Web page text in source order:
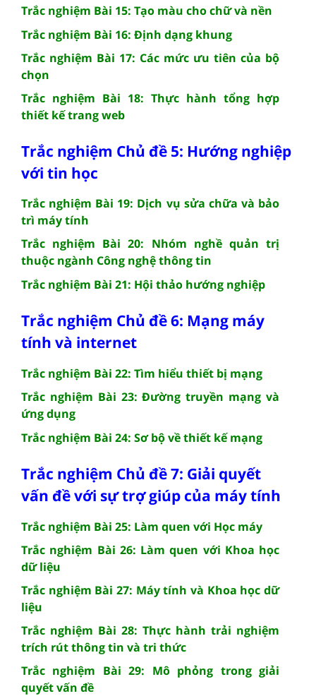
Trắc nghiệm Bài 15: Tạo màu cho chữ và nền
Trắc nghiệm Bài 16: Định dạng khung
Trắc nghiệm Bài 17: Các mức ưu tiên của bộ
chọn
Trắc nghiệm Bài 18: Thực hành tổng hợp
thiết kế trang web
Trắc nghiệm Chủ đề 5: Hướng nghiệp
với tin học
Trắc nghiệm Bài 19: Dịch vụ sửa chữa và bảo
trì máy tính
Trắc nghiệm Bài 20: Nhóm nghề quản trị
thuộc ngành Công nghệ thông tin
Trắc nghiệm Bài 21: Hội thảo hướng nghiệp
Trắc nghiệm Chủ đề 6: Mạng máy
tính và internet
Trắc nghiệm Bài 22: Tìm hiểu thiết bị mạng
Trắc nghiệm Bài 23: Đường truyền mạng và
ứng dụng
Trắc nghiệm Bài 24: Sơ bộ về thiết kế mạng
Trắc nghiệm Chủ đề 7: Giải quyết
vấn đề với sự trợ giúp của máy tính
Trắc nghiệm Bài 25: Làm quen với Học máy
Trắc nghiệm Bài 26: Làm quen với Khoa học
dữ liệu
Trắc nghiệm Bài 27: Máy tính và Khoa học dữ
liệu
Trắc nghiệm Bài 28: Thực hành trải nghiệm
trích rút thông tin và tri thức
Trắc nghiệm Bài 29: Mô phỏng trong giải
quyết vấn đề